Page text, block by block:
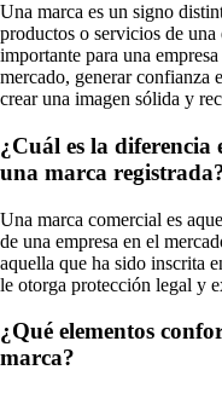
Una marca es un signo
productos o servicios de una
importante para una
mercado, generar confianza
crear una imagen sólida y
¿Cuál es la
una marca
Una marca comercial es
de una empresa en el
aquella que ha sido inscrita
le otorga protección legal y
¿Qué elementos
marca?